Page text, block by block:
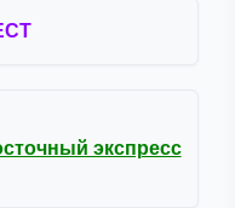
экспресс